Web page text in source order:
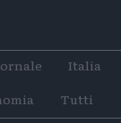
Italia
Tutti